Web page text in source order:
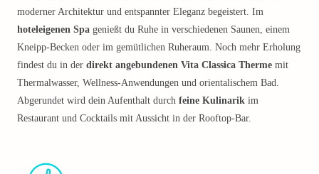
moderner Architektur und entspannter Eleganz begeistert. Im
hoteleigenen Spa genießt du Ruhe in verschiedenen Saunen, einem
Kneipp-Becken oder im gemütlichen Ruheraum. Noch mehr Erholung
findest du in der direkt angebundenen Vita Classica Therme mit
Thermalwasser, Wellness-Anwendungen und orientalischem Bad.
Abgerundet wird dein Aufenthalt durch feine Kulinarik im
Restaurant und Cocktails mit Aussicht in der Rooftop-Bar.